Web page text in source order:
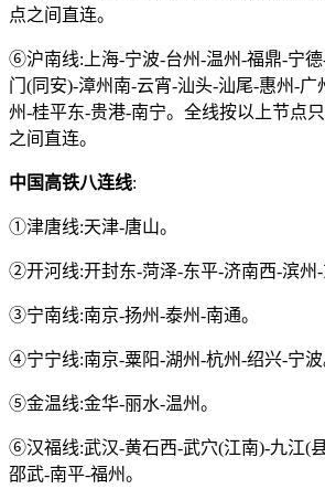
点之间直连。
⑥沪南线:上海-宁波-台州-温州-福鼎-宁
门(同安)-漳州南-云宵-汕头-汕尾-惠州-广
州-桂平东-贵港-南宁。全线按以上节点
之间直连。
中国高铁八连线:
①津唐线:天津-唐山。
②开河线:开封东-菏泽-东平-济南西-滨州-
③宁南线:南京-扬州-泰州-南通。
④宁宁线:南京-粟阳-湖州-杭州-绍兴-宁波
⑤金温线:金华-丽水-温州。
⑥汉福线:武汉-黄石西-武穴(江南)-九江(
邵武-南平-福州。